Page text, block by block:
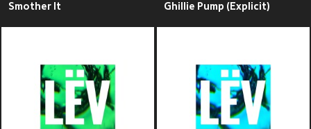
Smother It Ghillie Pump (Explicit)